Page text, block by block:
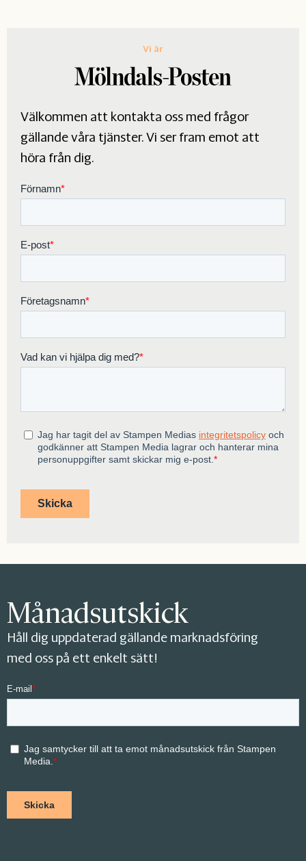
Vi är
Välkommen att kontakta oss med frågor
gällande våra tjänster. Vi ser fram emot att
höra från dig.
Månadsutskick
Håll dig uppdaterad gällande marknadsföring
med oss på ett enkelt sätt!